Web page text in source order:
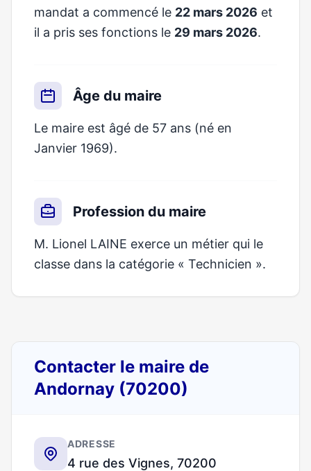
mandat a commencé le 22 mars 2026 et
il a pris ses fonctions le 29 mars 2026.
Âge du maire
Le maire est âgé de 57 ans (né en
Janvier 1969).
Profession du maire
M. Lionel LAINE exerce un métier qui le
classe dans la catégorie « Technicien ».
Contacter le maire de
Andornay (70200)
ADRESSE
4 rue des Vignes, 70200